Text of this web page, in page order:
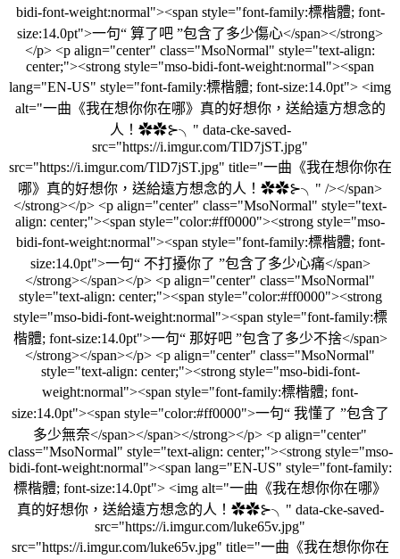
bidi-font-weight:normal"><span style="font-family:標楷體; font-
size:14.0pt">一句“ 算了吧 ”包含了多少傷心</span></strong>
</p> <p align="center" class="MsoNormal" style="text-align:
center;"><strong style="mso-bidi-font-weight:normal"><span
lang="EN-US" style="font-family:標楷體; font-size:14.0pt"> <img
alt="一曲《我在想你你在哪》真的好想你，送給遠方想念的
人！✿✿⊱╮" data-cke-saved-
src="https://i.imgur.com/TlD7jST.jpg"
src="https://i.imgur.com/TlD7jST.jpg" title="一曲《我在想你你在
哪》真的好想你，送給遠方想念的人！✿✿⊱╮" /></span>
</strong></p> <p align="center" class="MsoNormal" style="text-
align: center;"><span style="color:#ff0000"><strong style="mso-
bidi-font-weight:normal"><span style="font-family:標楷體; font-
size:14.0pt">一句“ 不打擾你了 ”包含了多少心痛</span>
</strong></span></p> <p align="center" class="MsoNormal"
style="text-align: center;"><span style="color:#ff0000"><strong
style="mso-bidi-font-weight:normal"><span style="font-family:標
楷體; font-size:14.0pt">一句“ 那好吧 ”包含了多少不捨</span>
</strong></span></p> <p align="center" class="MsoNormal"
style="text-align: center;"><strong style="mso-bidi-font-
weight:normal"><span style="font-family:標楷體; font-
size:14.0pt"><span style="color:#ff0000">一句“ 我懂了 ”包含了
多少無奈</span></span></strong></p> <p align="center"
class="MsoNormal" style="text-align: center;"><strong style="mso-
bidi-font-weight:normal"><span lang="EN-US" style="font-family:
標楷體; font-size:14.0pt"> <img alt="一曲《我在想你你在哪》
真的好想你，送給遠方想念的人！✿✿⊱╮" data-cke-saved-
src="https://i.imgur.com/luke65v.jpg"
src="https://i.imgur.com/luke65v.jpg" title="一曲《我在想你你在